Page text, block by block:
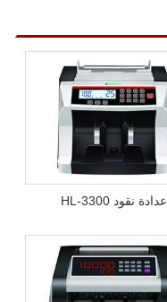
عدادة نقود HL-3300